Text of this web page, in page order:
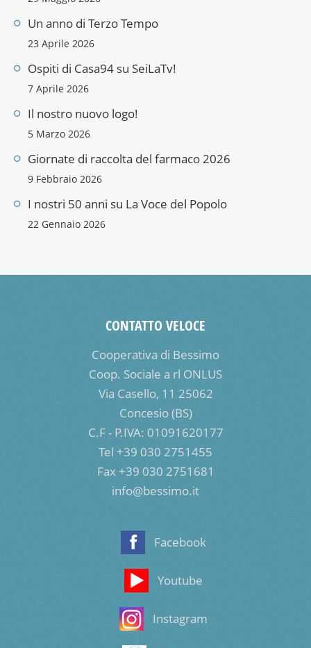
Un anno di Terzo Tempo
23 Aprile 2026
Ospiti di Casa94 su SeiLaTv!
7 Aprile 2026
Il nostro nuovo logo!
5 Marzo 2026
Giornate di raccolta del farmaco 2026
9 Febbraio 2026
I nostri 50 anni su La Voce del Popolo
22 Gennaio 2026
CONTATTO VELOCE
Cooperativa di Bessimo
Coop. Sociale a rl ONLUS
Via Casello, 11 25062
Concesio (BS)
C.F - P.IVA: 01091620177
Tel +39 030 2751455
Fax +39 030 2751681
info@bessimo.it
Facebook
Youtube
Instagram